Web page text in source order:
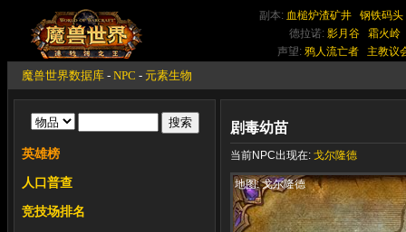
副本: 血槌炉渣矿井
钢铁码头
德拉诺: 影月谷
霜火岭
声望: 鸦人流亡者 主教议
魔兽世界数据库 - NPC - 元素生物
英雄榜
人口普查
竞技场排名
剧毒幼苗
当前NPC出现在: 戈尔隆德
地图: 戈尔隆德